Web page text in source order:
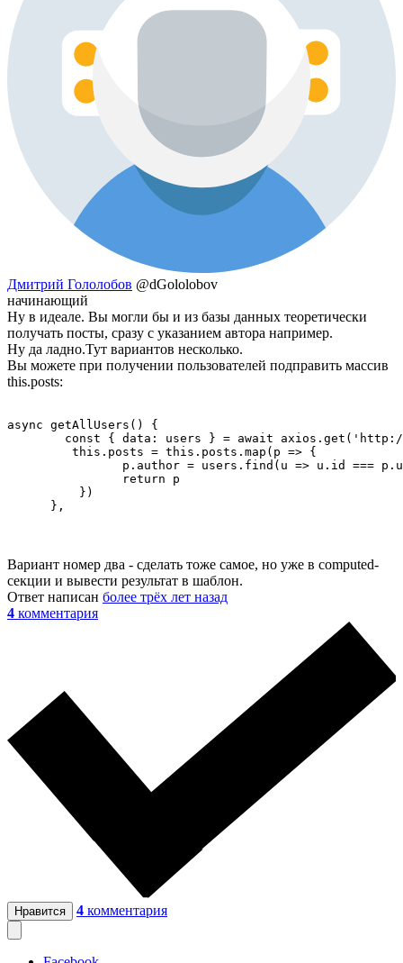
Дмитрий Гололобов @dGololobov
начинающий
Ну в идеале. Вы могли бы и из базы данных теоретически
получать посты, сразу с указанием автора например.
Ну да ладно.Тут вариантов несколько.
Вы можете при получении пользователей подправить массив
this.posts:
async getAllUsers() {
const { data: users } = await
         this.posts = this.posts.map(p => {
p.author = users.find(u => u.id ===
                return p
          })
      },
Вариант номер два - сделать тоже самое, но уже в computed-
секции и вывести результат в шаблон.
Ответ написан более трёх лет назад
4 комментария
Нравится 4 комментария